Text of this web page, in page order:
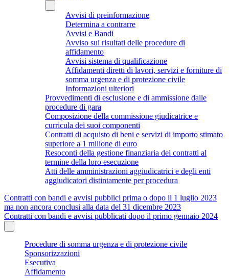
Avvisi di preinformazione
Determina a contrarre
Avvisi e Bandi
Avviso sui risultati delle procedure di
affidamento
Avvisi sistema di qualificazione
Affidamenti diretti di lavori, servizi e forniture di
somma urgenza e di protezione civile
Informazioni ulteriori
Provvedimenti di esclusione e di ammissione dalle
procedure di gara
Composizione della commissione giudicatrice e
curricula dei suoi componenti
Contratti di acquisto di beni e servizi di importo stimato
superiore a 1 milione di euro
Resoconti della gestione finanziaria dei contratti al
termine della loro esecuzione
Atti delle amministrazioni aggiudicatrici e degli enti
aggiudicatori distintamente per procedura
Contratti con bandi e avvisi pubblici prima o dopo il 1 luglio 2023
ma non ancora conclusi alla data del 31 dicembre 2023
Contratti con bandi e avvisi pubblicati dopo il primo gennaio 2024
Procedure di somma urgenza e di protezione civile
Sponsorizzazioni
Esecutiva
Affidamento